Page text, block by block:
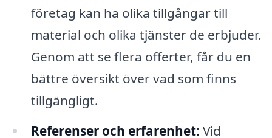
företag kan ha olika tillgångar till
material och olika tjänster de erbjuder.
Genom att se flera offerter, får du en
bättre översikt över vad som finns
tillgängligt.
Referenser och erfarenhet: Vid